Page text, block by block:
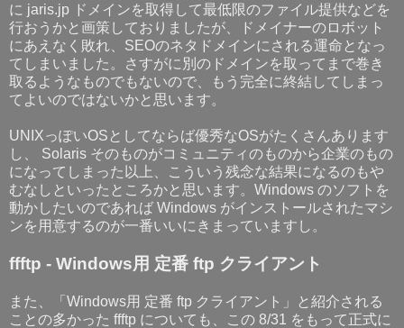
に jaris.jp ドメインを取得して最低限のファイル提供などを
行おうかと画策しておりましたが、ドメイナーのロボット
にあえなく敗れ、SEOのネタドメインにされる運命となっ
てしまいました。さすがに別のドメインを取ってまで巻き
取るようなものでもないので、もう完全に終結してしまっ
てよいのではないかと思います。
UNIXっぽいOSとしてならば優秀なOSがたくさんあります
し、 Solaris そのものがコミュニティのものから企業のもの
になってしまった以上、こういう残念な結果になるのもや
むなしといったところかと思います。Windows のソフトを
動かしたいのであれば Windows がインストールされたマシ
ンを用意するのが一番いいにきまっていますし。
ffftp - Windows用 定番 ftp クライアント
また、「Windows用 定番 ftp クライアント」と紹介される
ことの多かった ffftp についても、この 8/31 をもって正式に